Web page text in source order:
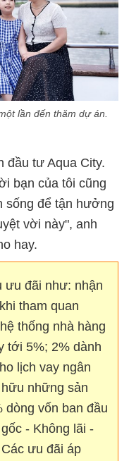
lần đến thăm dự án.
đầu tư Aqua City.
bạn của tôi cũng
sống để tận hưởng
vời này", anh
hay.
ưu đãi như: nhận
tham quan
thống nhà hàng
tới 5%; 2% dành
lịch vay ngân
những sản
dòng vốn ban đầu
- Không lãi -
ưu đãi áp